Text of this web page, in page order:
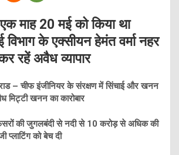
माह 20 मई को किया था
विभाग के एक्सीयन हेमंत वर्मा नहर
रहें अवैध व्यापार
– चीफ इंजीनियर के संरक्षण में सिंचाई और खनन
खनन का कारोबार
की जुगलबंदी से नदी से 10 करोड़ से अधिक की
प्लाटिंग को बेच दी